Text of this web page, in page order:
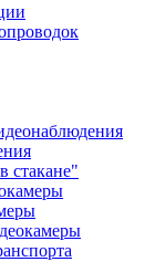
стакане"